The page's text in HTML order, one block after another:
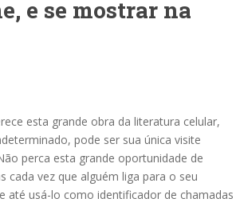
e se mostrar na
esta grande obra da literatura celular,
pode ser sua única visite
perca esta grande oportunidade de
cada vez que alguém liga para o seu
até usá-lo como identificador de chamadas